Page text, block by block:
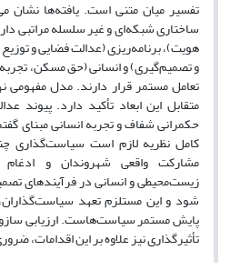
تفسیر میان متنی است. یافته‌ها
ساختاری شبکه‌ای و غیر سلسله مراتبی
هویت)، برنامه‌ریزی (عدالت فضایی و
و تصمیم‌گیری) و انسانی (حق مسکن،
تعامل مستمر قرار دارند. مدل مفهومی
متقابل این ابعاد تأکید دارد. پیوند
حکمرانی شفاف و تجربه انسانی مبنای
کامل نظریه لازم است سیاست‌گذاری
مشارکت واقعی شهروندان و ادغام
زیست‌محیطی و انسانی در فرآیندهای
شود و این مستلزم تعهد
پایش مستمر سیاست‌هاست. ارزیابی
تأثیرگذاری نیز علاوه بر این اقدامات،